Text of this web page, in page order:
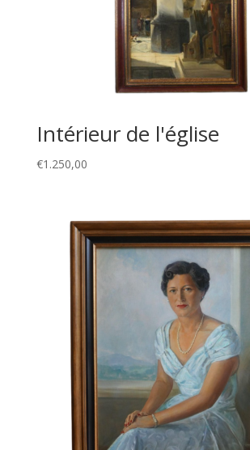
Intérieur de l'église
€1.250,00